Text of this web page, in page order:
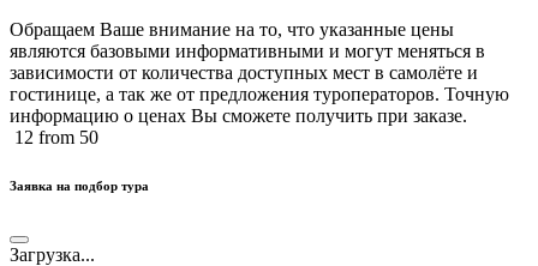
Обращаем Ваше внимание на то, что указанные цены
являются базовыми информативными и могут меняться в
зависимости от количества доступных мест в самолёте и
гостинице, а так же от предложения туроператоров. Точную
информацию о ценах Вы сможете получить при заказе.​
12 from 50
Заявка на подбор тура
Загрузка...